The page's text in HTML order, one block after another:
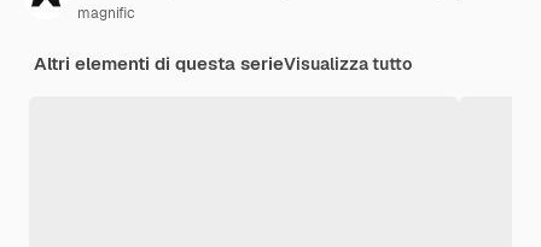
magnific
Altri elementi di questa serieVisualizza tutto